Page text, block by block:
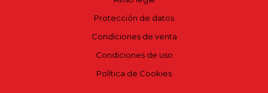
Protección de datos
Condiciones de venta
Condiciones de uso
Política de Cookies